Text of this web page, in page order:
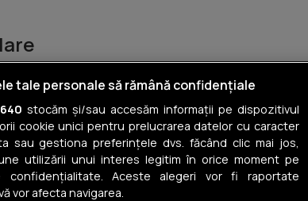
Maitale personale să rămână confidențiale
640 stocăm și/sau accesăm informații pe dispozitivul
cookie unici pentru prelucrarea datelor cu caracter
sau gestiona preferințele dvs. făcând clic mai jos,
utilizării unui interes legitim în orice moment pe
Aceste alegeri vor fi raportate
vor afecta navigarea.